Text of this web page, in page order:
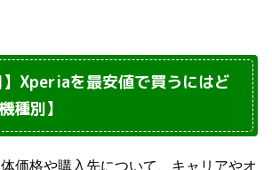
Xperiaを最安値で買うにはど
種別】
価格や購入先について、キャリアやオ